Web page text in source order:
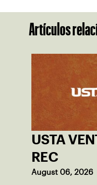
Artículos
USTA
REC
August 06, 2026